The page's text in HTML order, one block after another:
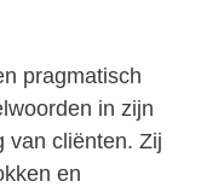
pragmatisch
in zijn
van cliënten. Zij
en